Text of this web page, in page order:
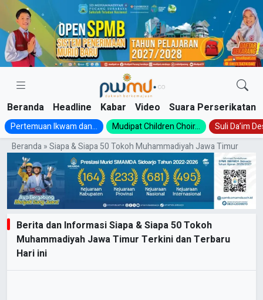
Skip
content
Beranda Headline Kabar Video Suara Perserikatan
Pertemuan Ikwam dan... Mudipat Children Choir...
Suli Da’im
Beranda»Siapa & Siapa 50 Tokoh Muhammadiyah Jawa Timur
Berita dan Informasi Siapa & Siapa 50 Tokoh
Muhammadiyah Jawa Timur Terkini dan Terbaru
Hari ini